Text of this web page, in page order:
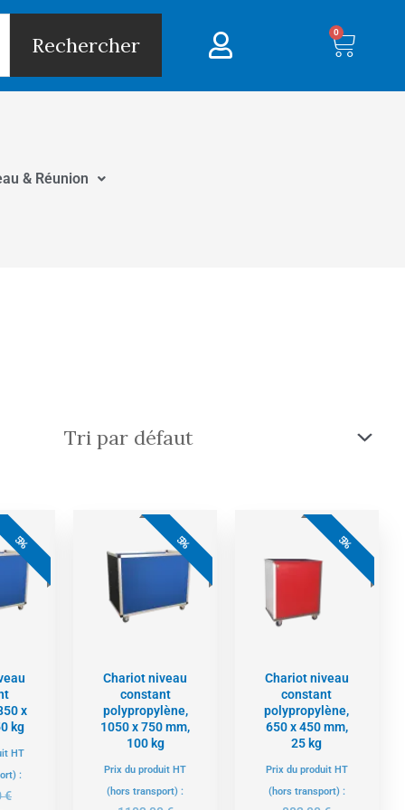
Rechercher
0
& Réunion
5%
x
kg
HT
:
€
Le
prix
initial
était :
1087,00 €.
Le
prix
actuel
est :
1032,00 €.
5%
Chariot niveau
constant
polypropylène,
1050 x 750 mm,
100 kg
Prix du produit HT
(hors transport) :
Le
prix
initial
était :
1103,00 €.
Le
prix
actuel
est :
1047,00 €.
5%
Chariot niveau
constant
polypropylène,
650 x 450 mm,
25 kg
Prix du produit HT
(hors transport) :
Le
prix
initial
était :
Le
prix
actuel
est :
837,00 €.